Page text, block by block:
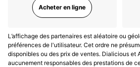
Acheter en ligne
L’affichage des partenaires est aléatoire ou
préférences de l'utilisateur. Cet ordre ne
disponibles ou des prix de ventes. Dialicious et
aucunement responsables des prestations de